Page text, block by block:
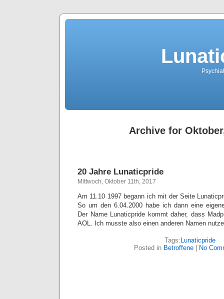
Archive for
20 Jahre Lunaticpride
Mittwoch, Oktober 11th, 2017
Am 11.10 1997 begann ich mit der Seite
So um den 6.04.2000 habe ich dann eine
Der Name Lunaticpride kommt daher, dass
AOL. Ich musste also einen anderen Namen
Tags: Lunaticpride
Posted in Betroffene No